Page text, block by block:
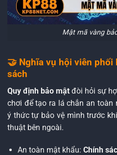
Mật mã vàng
🤝 Nghĩa vụ hội viên
sách
Quy định bảo mật đòi hỏi sự
chơi để tạo ra lá chắn an toàn
ý thức tự bảo vệ mình trước
thuật bên ngoài.
An toàn mật khẩu: Chính